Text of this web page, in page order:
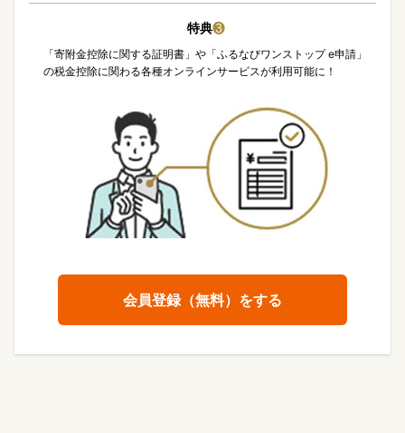
特典❸
「寄附金控除に関する証明書」や「ふるなびワンストップ e申請」
の税金控除に関わる各種オンラインサービスが利用可能に！
会員登録（無料）をする